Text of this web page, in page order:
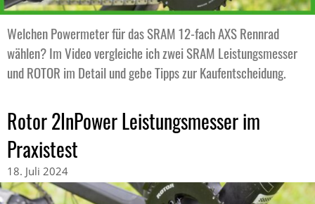
Welchen Powermeter für das SRAM 12-fach AXS Rennrad
wählen? Im Video vergleiche ich zwei SRAM Leistungsmesser
und ROTOR im Detail und gebe Tipps zur Kaufentscheidung.
Rotor 2InPower Leistungsmesser im
Praxistest
18. Juli 2024